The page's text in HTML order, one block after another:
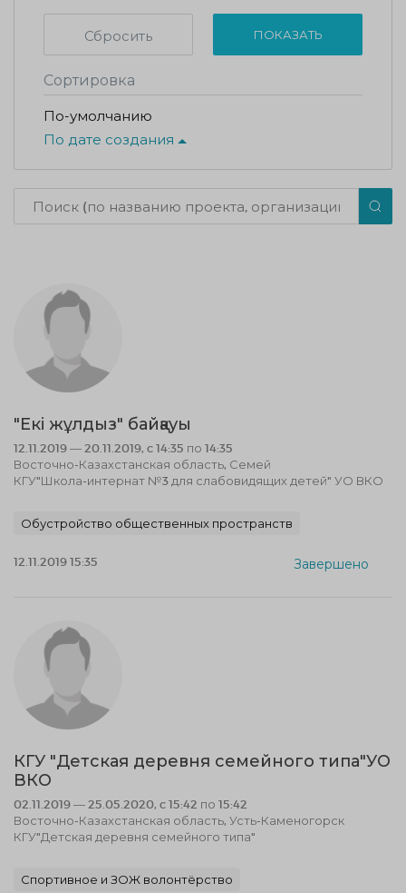
Сбросить ПОКАЗАТЬ
Сортировка
По-умолчанию
По дате создания
"Екі жұлдыз" байқауы
12.11.2019 — 20.11.2019, c 14:35 по 14:35
Восточно-Казахстанская область, Семей
КГУ"Школа-интернат №3 для слабовидящих детей" УО ВКО
Обустройство общественных пространств
12.11.2019 15:35 Завершено
КГУ "Детская деревня семейного типа"УО
ВКО
02.11.2019 — 25.05.2020, c 15:42 по 15:42
Восточно-Казахстанская область, Усть-Каменогорск
КГУ"Детская деревня семейного типа"
Спортивное и ЗОЖ волонтёрство